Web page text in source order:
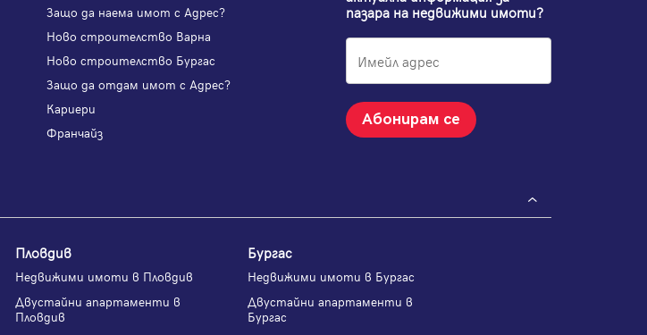
Защо да наема имот с Адрес?
Ново строителство Варна
Ново строителство Бургас
Защо да отдам имот с Адрес?
Кариери
Франчайз
пазара на недвижими имоти?
Абонирам се
Пловдив
Недвижими имоти в Пловдив
Двустайни апартаменти в
Пловдив
Бургас
Недвижими имоти в Бургас
Двустайни апартаменти в
Бургас